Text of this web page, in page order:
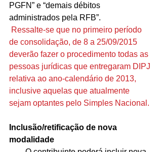
PGFN” e “demais débitos
administrados pela RFB”.
Ressalte-se que no primeiro período
de consolidação, de 8 a 25/09/2015
deverão fazer o procedimento todas as
pessoas jurídicas que entregaram DIPJ
relativa ao ano-calendário de 2013,
inclusive aquelas que atualmente
sejam optantes pelo Simples Nacional.
Inclusão/retificação de nova
modalidade